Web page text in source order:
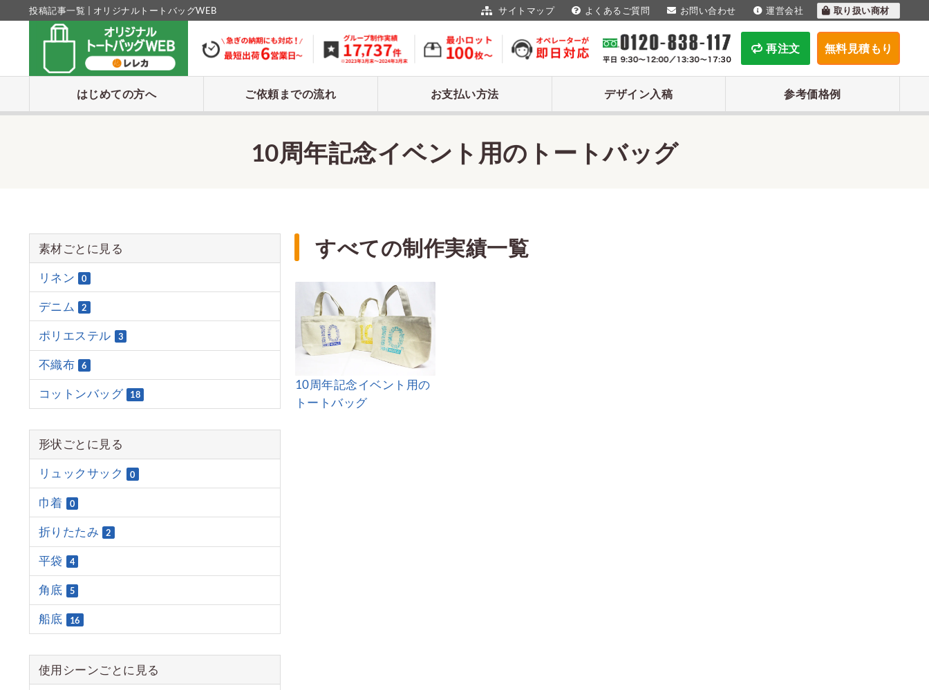
投稿記事一覧 | オリジナルトートバッグWEB サイトマップ よくあるご質問 お問い合わせ 運営会社 取り扱い商材
再注文 無料見積もり
はじめての方へ ご依頼までの流れ お支払い方法 デザイン入稿 参考価格例
10周年記念イベント用のトートバッグ
すべての制作実績一覧
10周年記念イベント用の
トートバッグ
素材ごとに見る
リネン 0
デニム 2
ポリエステル 3
不織布 6
コットンバッグ 18
形状ごとに見る
リュックサック 0
巾着 0
折りたたみ 2
平袋 4
角底 5
船底 16
使用シーンごとに見る